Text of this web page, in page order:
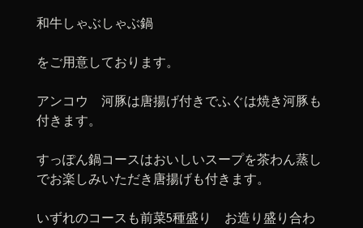
和牛しゃぶしゃぶ鍋
をご用意しております。
アンコウ 河豚は唐揚げ付きでふぐは焼き河豚も
付きます。
すっぽん鍋コースはおいしいスープを茶わん蒸し
でお楽しみいただき唐揚げも付きます。
いずれのコースも前菜5種盛り お造り盛り合わ